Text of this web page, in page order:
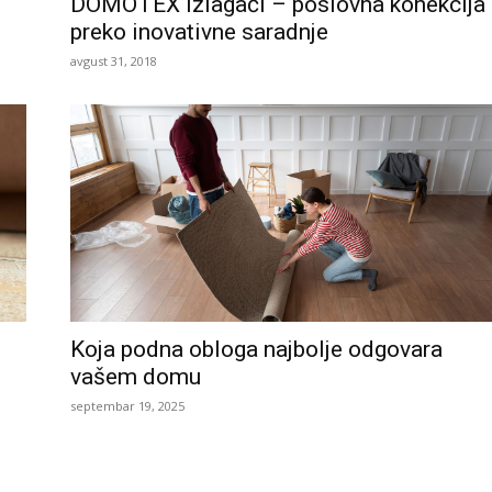
preko inovativne saradnje
avgust 31, 2018
Koja podna obloga najbolje odgovara
vašem domu
septembar 19, 2025